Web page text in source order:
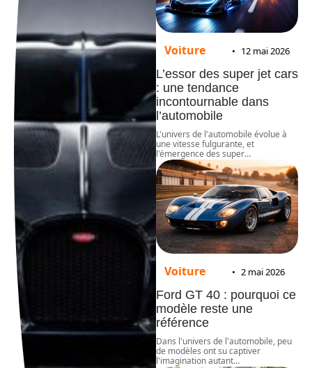
Voiture 12 mai 2026
L’essor des super jet cars
: une tendance
incontournable dans
l’automobile
L'univers de l'automobile évolue à
une vitesse fulgurante, et
l'émergence des super…
Voiture 2 mai 2026
Ford GT 40 : pourquoi ce
modèle reste une
référence
Dans l'univers de l'automobile, peu
de modèles ont su captiver
l'imagination autant…